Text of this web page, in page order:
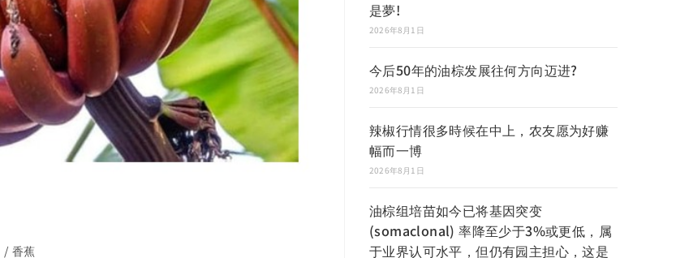
/ 香蕉
是夢!
2026年8月1日
今后50年的油棕发展往何方向迈进?
2026年8月1日
辣椒行情很多時候在中上，农友愿为好赚
幅而一博
2026年8月1日
油棕组培苗如今已将基因突变
(somaclonal) 率降至少于3%或更低，属
于业界认可水平，但仍有园主担心，这是